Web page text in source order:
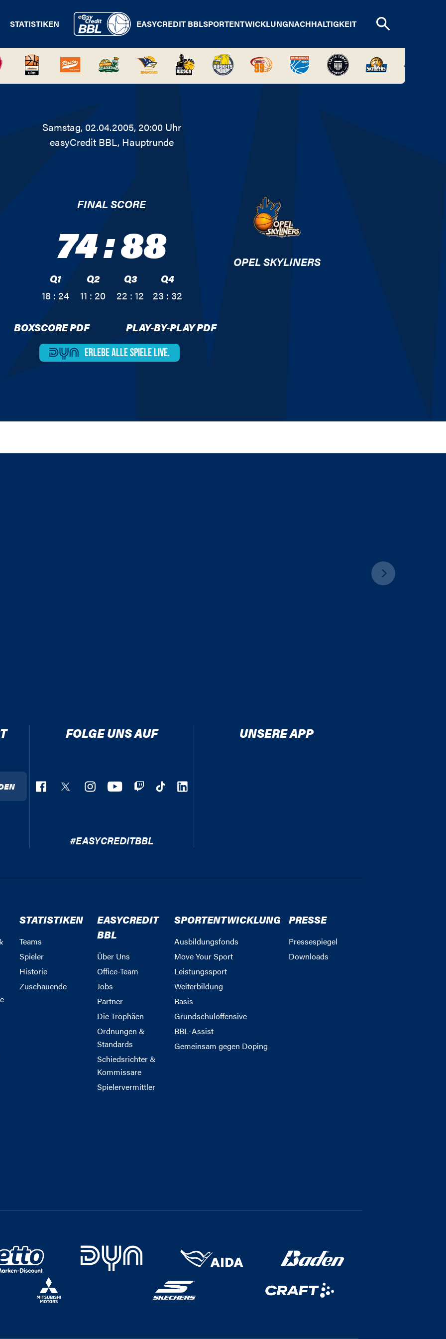
STATISTIKEN EASYCREDIT BBLSPORTENTWICKLUNGNACHHALTIGKEIT
Samstag, 02.04.2005, 20:00 Uhr
easyCredit BBL, Hauptrunde
FINAL SCORE
74:88
Q1
18 : 24
Q2
11 : 20
Q3
22 : 12
Q4
23 : 32
OPEL SKYLINERS
BOXSCORE PDF PLAY-BY-PLAY PDF
ERLEBE ALLESPIELE LIVE.
FOLGE UNS AUF
#EASYCREDITBBL
UNSERE APP
STATISTIKEN
Teams
Spieler
Historie
Zuschauende
EASYCREDIT
BBL
Über Uns
Office-Team
Jobs
Partner
Die Trophäen
Ordnungen &
Standards
Schiedsrichter &
Kommissare
Spielervermittler
SPORTENTWICKLUNG
Ausbildungsfonds
Move Your Sport
Leistungssport
Weiterbildung
Basis
Grundschuloffensive
BBL-Assist
Gemeinsam gegen Doping
PRESSE
Pressespiegel
Downloads